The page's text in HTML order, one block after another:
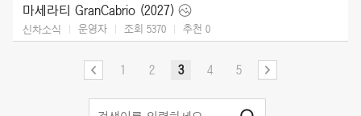
마세라티 GranCabrio (2027)
신차소식 운영자 조회 5370 추천 0
1 2 3 4 5